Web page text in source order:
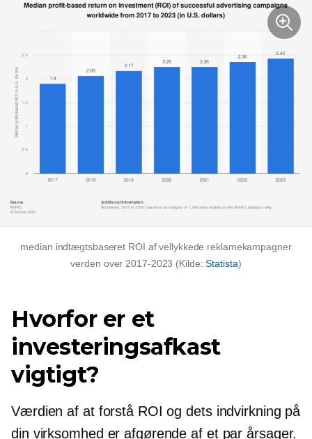
median indtægtsbaseret ROI af vellykkede reklamekampagner
verden over 2017-2023 (Kilde:Statista)
Hvorfor er et
investeringsafkast
vigtigt?
Værdien af ​​at forstå ROI og dets indvirkning på
din virksomhed er afgørende af et par årsager.